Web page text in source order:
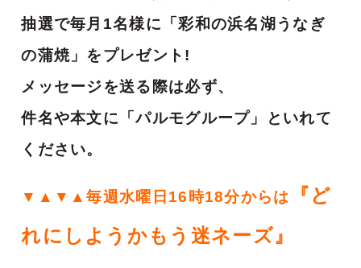
抽選で毎月1名様に「彩和の浜名湖うなぎ
の蒲焼」をプレゼント!
メッセージを送る際は必ず、
件名や本文に「パルモグループ」といれて
ください。
▼▲▼▲毎週水曜日16時18分からは
『ど
れにしようかもう迷ネーズ』